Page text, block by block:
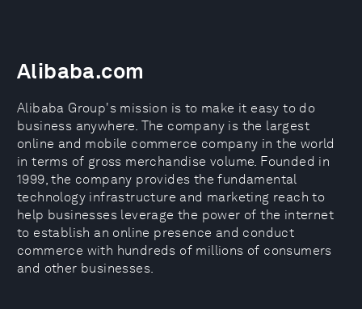
Alibaba.com
Alibaba Group's mission is to make it easy to do
business anywhere. The company is the largest
online and mobile commerce company in the world
in terms of gross merchandise volume. Founded in
1999, the company provides the fundamental
technology infrastructure and marketing reach to
help businesses leverage the power of the internet
to establish an online presence and conduct
commerce with hundreds of millions of consumers
and other businesses.